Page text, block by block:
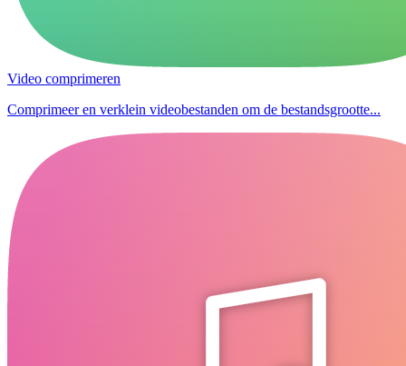
Video comprimeren
Comprimeer en verklein videobestanden om de bestandsgrootte...